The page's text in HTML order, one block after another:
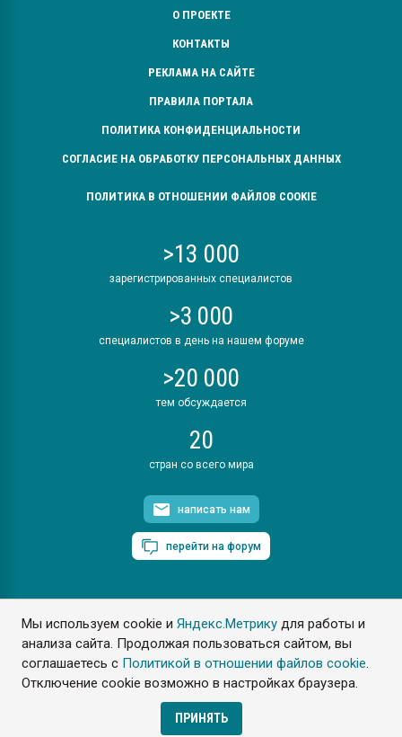
Мы используем cookie иЯндекс.Метрику для работы и
анализа сайта. Продолжая пользоваться сайтом, вы
соглашаетесь с Политикой в отношении файлов cookie.
Отключение cookie возможно в настройках браузера.
ПРИНЯТЬ
О ПРОЕКТЕ
КОНТАКТЫ
РЕКЛАМА НА САЙТЕ
ПРАВИЛА ПОРТАЛА
ПОЛИТИКА КОНФИДЕНЦИАЛЬНОСТИ
СОГЛАСИЕ НА ОБРАБОТКУ ПЕРСОНАЛЬНЫХ ДАННЫХ
ПОЛИТИКА В ОТНОШЕНИИ ФАЙЛОВ COOKIE
>13 000
зарегистрированных специалистов
>3 000
специалистов в день на нашем форуме
>20 000
тем обсуждается
20
стран со всего мира
написать нам
перейти на форум
ПластЭксперт © 2006. Все права защищены
Разрешается копирование материалов сайта с обязательной
ссылкой на www.e-plastic.ru
Разработка сайта